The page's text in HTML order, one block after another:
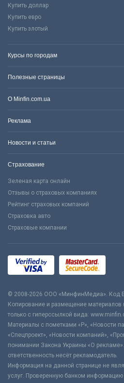
Купить доллар
Купить евро
Купить злотый
Курсы по городам
Полезные страницы
О Minfin.com.ua
Реклама
Новости и статьи
Страхование
Зеленая карта онлайн
Отзывы о страховых компаниях
Рейтинг страховых компаний
Страховка авто
Страховые компании
© 2008-2026 ООО «МинфинМедиа». Код
Копирование и размещение материалов
только с гиперссылкой вида:
Материалы с пометками «Р», «Новости
«Спецпроект», «Новости компаний»,
понимании Закона Украины «О
ответственность несёт рекламодатель.
Информация на данной странице не
услуг. Проверенную банком информацию